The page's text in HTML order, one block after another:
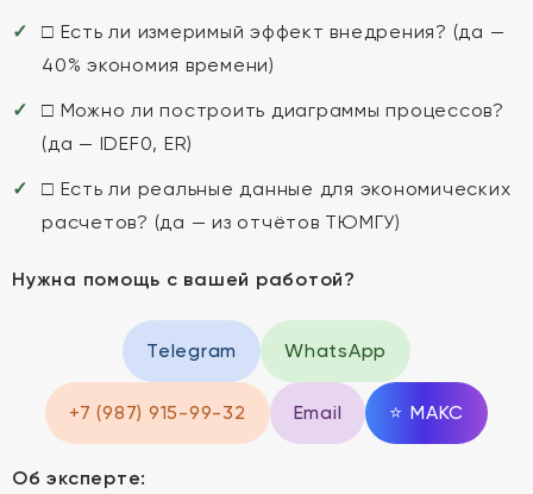
□ Есть ли измеримый эффект внедрения? (да —
40% экономия времени)
□ Можно ли построить диаграммы процессов?
(да — IDEF0, ER)
□ Есть ли реальные данные для экономических
расчетов? (да — из отчётов ТЮМГУ)
Нужна помощь с вашей работой?
Telegram WhatsApp
+7 (987) 915-99-32 Email ⭐ MAКС
Об эксперте: